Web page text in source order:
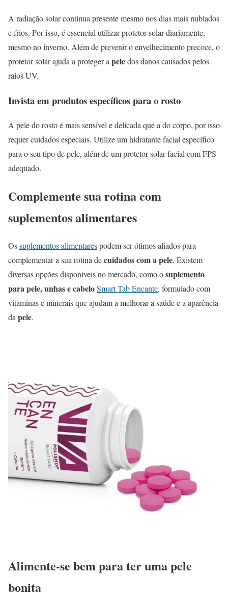
A radiação solar continua presente mesmo nos dias mais nublados
e frios. Por isso, é essencial utilizar protetor solar diariamente,
mesmo no inverno. Além de prevenir o envelhecimento precoce, o
protetor solar ajuda a proteger a peledos danos causados pelos
raios UV.
Invista em produtos específicos para o rosto
A pele do rosto é mais sensível e delicada que a do corpo, por isso
requer cuidados especiais. Utilize um hidratante facial específico
para o seu tipo de pele, além de um protetor solar facial com FPS
adequado.
Complemente sua rotina com
suplementos alimentares
Ossuplementos alimentarespodem ser ótimos aliados para
complementar a sua rotina decuidados com a pele. Existem
diversas opções disponíveis no mercado, como osuplemento
para pele, unhas e cabeloSmart Tab Encante, formulado com
vitaminas e minerais que ajudam a melhorar a saúde e a aparência
da pele.
Alimente-se bem para ter uma pele
bonita